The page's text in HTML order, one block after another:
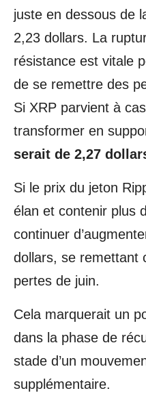
juste en dessous de
2,23 dollars. La
résistance est vitale
de se remettre des
Si XRP parvient à
transformer en
serait de 2,27
Si le prix du jeton
élan et contenir plus
continuer
dollars, se remettant
pertes de juin.
Cela marquerait un
dans la phase de
stade d’un
supplémentaire.